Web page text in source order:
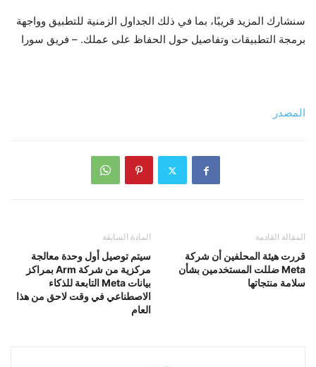
سنشارك المزيد قريبًا، بما في ذلك الجداول الزمنية للتطبيق وواجهة
برمجة التطبيقات وتفاصيل حول الحفاظ على عملك. – فريق سورا
المصدر
المادة السابقة
سيتم توصيل أول وحدة معالجة
مركزية من شركة Arm بمراكز
بيانات Meta التابعة للذكاء
الاصطناعي في وقت لاحق من هذا
العام
المقالة القادمة
قررت هيئة المحلفين أن شركة
Meta ضللت المستخدمين بشأن
سلامة منتجاتها